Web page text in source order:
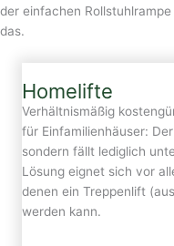
der einfachen
das.
Homelifte
Verhältnismäßig
für Einfamilienhäuser:
sondern fällt lediglich
Lösung eignet sich vor
denen ein Treppenlift
werden kann.